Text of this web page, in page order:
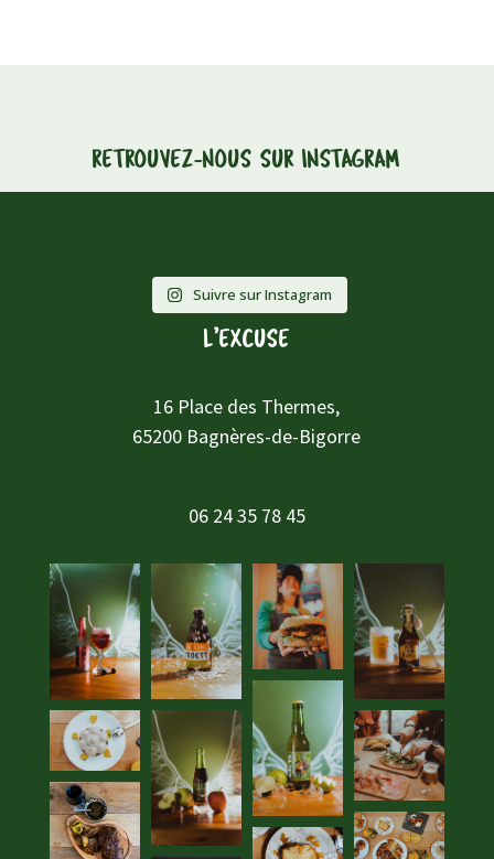
RETROUVEZ-NOUS SUR INSTAGRAM
Suivre sur Instagram
L’EXCUSE
16 Place des Thermes,
65200 Bagnères-de-Bigorre
06 24 35 78 45